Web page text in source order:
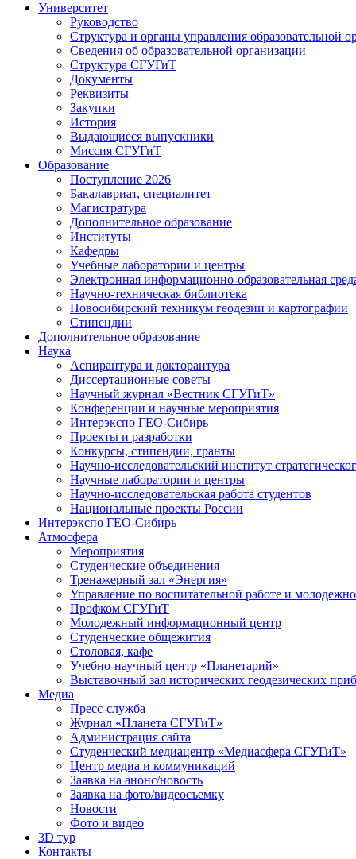
Университет
Руководство
Структура и органы управления образовательной
Сведения об образовательной организации
Структура СГУГиТ
Документы
Реквизиты
Закупки
История
Выдающиеся выпускники
Миссия СГУГиТ
Образование
Поступление 2026
Бакалавриат, специалитет
Магистратура
Дополнительное образование
Институты
Кафедры
Учебные лаборатории и центры
Электронная информационно-образовательная
Научно-техническая библиотека
Новосибирский техникум геодезии и картографии
Стипендии
Дополнительное образование
Наука
Аспирантура и докторантура
Диссертационные советы
Научный журнал «Вестник СГУГиТ»
Конференции и научные мероприятия
Интерэкспо ГЕО-Сибирь
Проекты и разработки
Конкурсы, стипендии, гранты
Научно-исследовательский институт
Научные лаборатории и центры
Научно-исследовательская работа студентов
Национальные проекты России
Интерэкспо ГЕО-Сибирь
Атмосфера
Мероприятия
Студенческие объединения
Тренажерный зал «Энергия»
Управление по воспитательной работе и
Профком СГУГиТ
Молодежный информационный центр
Студенческие общежития
Столовая, кафе
Учебно-научный центр «Планетарий»
Выставочный зал исторических геодезических
Медиа
Пресс-служба
Журнал «Планета СГУГиТ»
Администрация сайта
Студенческий медиацентр «Медиасфера СГУГиТ»
Центр медиа и коммуникаций
Заявка на анонс/новость
Заявка на фото/видеосъемку
Новости
Фото и видео
3D тур
Контакты